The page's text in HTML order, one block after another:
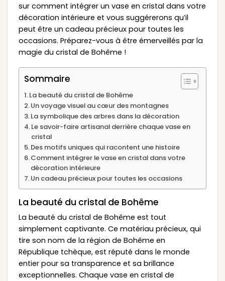
sur comment intégrer un vase en cristal dans votre
décoration intérieure et vous suggérerons qu’il
peut être un cadeau précieux pour toutes les
occasions. Préparez-vous à être émerveillés par la
magie du cristal de Bohême !
Sommaire
La beauté du cristal de Bohême
Un voyage visuel au cœur des montagnes
La symbolique des arbres dans la décoration
Le savoir-faire artisanal derrière chaque vase en
cristal
Des motifs uniques qui racontent une histoire
Comment intégrer le vase en cristal dans votre
décoration intérieure
Un cadeau précieux pour toutes les occasions
La beauté du cristal de Bohême
La beauté du cristal de Bohême est tout
simplement captivante. Ce matériau précieux, qui
tire son nom de la région de Bohême en
République tchèque, est réputé dans le monde
entier pour sa transparence et sa brillance
exceptionnelles. Chaque vase en cristal de